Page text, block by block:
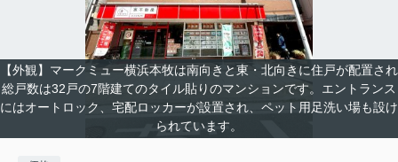
【外観】マークミュー横浜本牧は南向きと東・北向きに住戸が配置され
総戸数は32戸の7階建てのタイル貼りのマンションです。エントランス
にはオートロック、宅配ロッカーが設置され、ペット用足洗い場も設け
られています。